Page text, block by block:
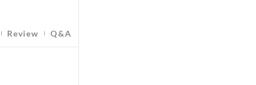
Review Q&A